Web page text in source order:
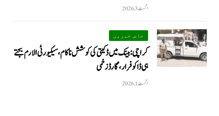
اگست 3, 2026
خاص خبریں
کراچی: بینک میں ڈکیتی کی کوشش ناکام، سیکیورٹی الارم بجتے
ہی ڈاکو فرار، گارڈ زخمی
اگست 1, 2026